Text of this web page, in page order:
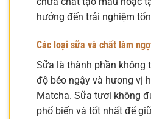
hưởng đến trải nghiệm
Các loại sữa và chất làm
Sữa là thành phần không
độ béo ngậy và hương vị
Matcha. Sữa tươi không
phổ biến và tốt nhất để